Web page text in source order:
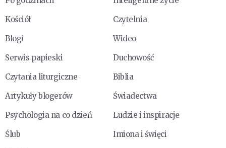
Kościół
Czytelnia
Blogi
Wideo
Serwis papieski
Duchowość
Czytania liturgiczne
Biblia
Artykuły blogerów
Świadectwa
Psychologia na co dzień
Ludzie i inspiracje
Ślub
Imiona i święci